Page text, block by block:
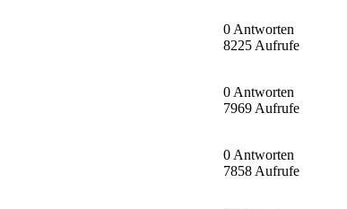
0 Antworten
8225 Aufrufe
0 Antworten
7969 Aufrufe
0 Antworten
7858 Aufrufe